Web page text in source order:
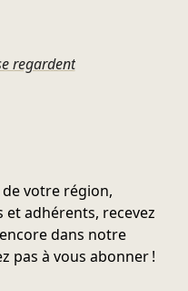
regardent
votre région,
adhérents, recevez
dans notre
pas à vous abonner !